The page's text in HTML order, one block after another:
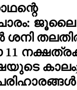
ജൂലൈ
ശനി